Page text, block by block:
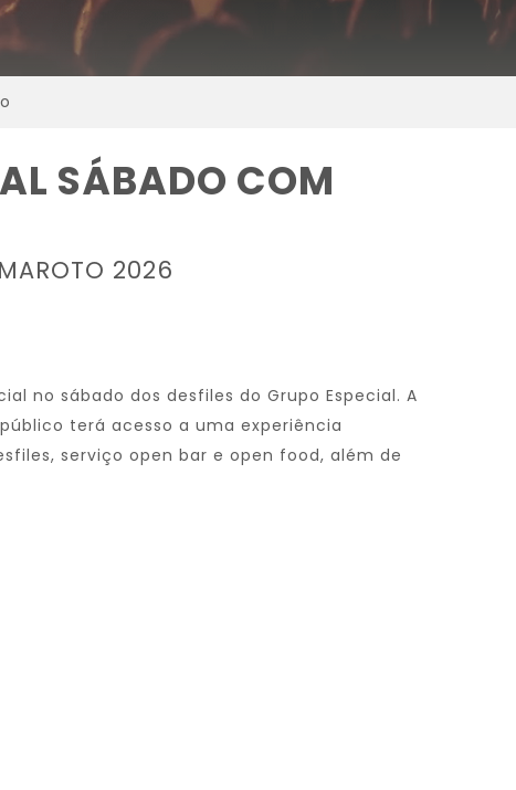
SÁBADO COM
2026
no sábado dos desfiles do Grupo Especial. A
terá acesso a uma experiência
serviço open bar e open food, além de